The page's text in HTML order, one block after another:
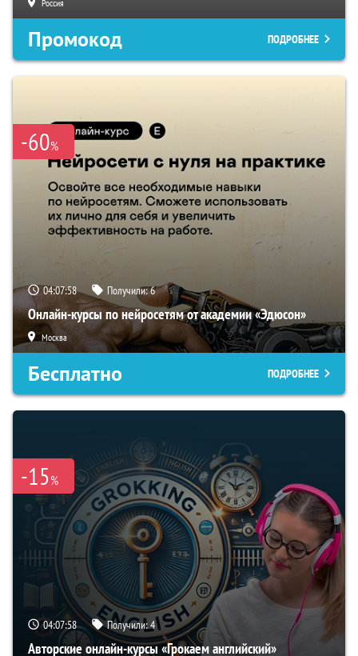
Россия
Промокод ПОДРОБНЕЕ
-60%
04:07:57 Получили:6
Онлайн-курсы по нейросетям от академии «Эдюсон»
Москва
Бесплатно ПОДРОБНЕЕ
-15%
04:07:57 Получили:4
Авторские онлайн-курсы «Грокаем английский»